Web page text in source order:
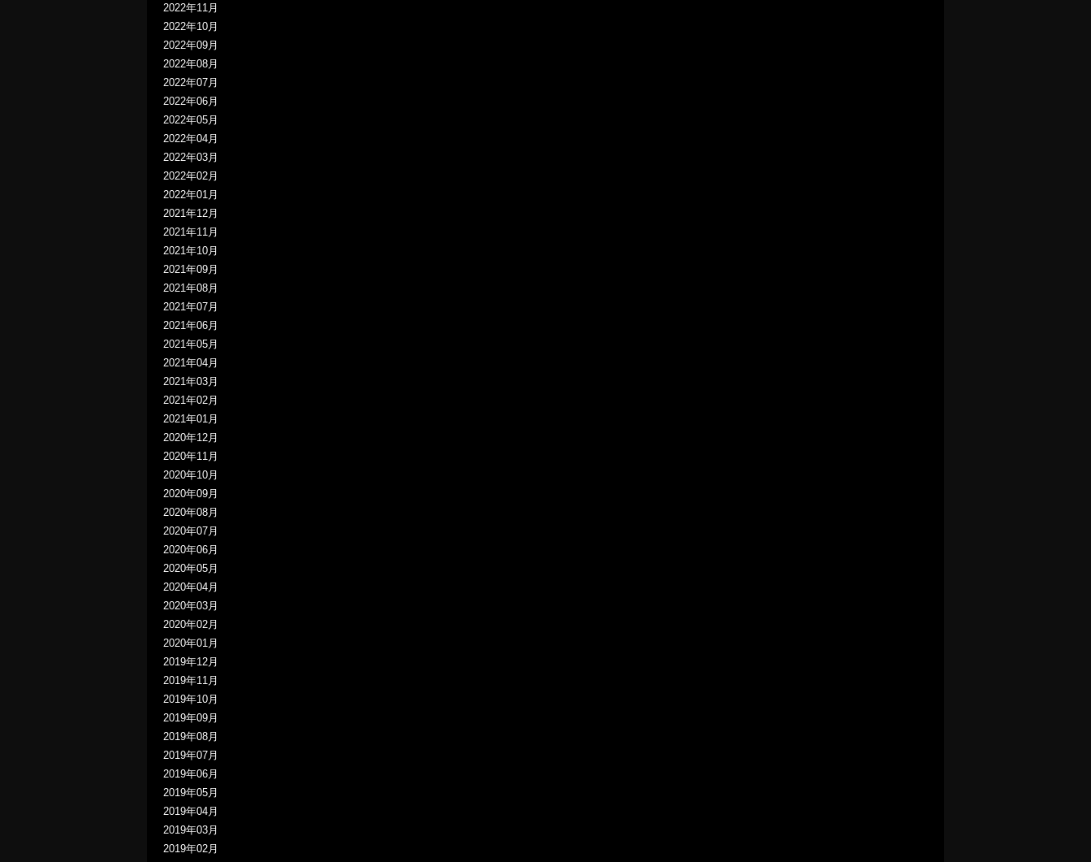
2022年11月
2022年10月
2022年09月
2022年08月
2022年07月
2022年06月
2022年05月
2022年04月
2022年03月
2022年02月
2022年01月
2021年12月
2021年11月
2021年10月
2021年09月
2021年08月
2021年07月
2021年06月
2021年05月
2021年04月
2021年03月
2021年02月
2021年01月
2020年12月
2020年11月
2020年10月
2020年09月
2020年08月
2020年07月
2020年06月
2020年05月
2020年04月
2020年03月
2020年02月
2020年01月
2019年12月
2019年11月
2019年10月
2019年09月
2019年08月
2019年07月
2019年06月
2019年05月
2019年04月
2019年03月
2019年02月